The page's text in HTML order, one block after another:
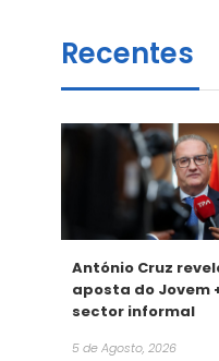
Recentes
António Cruz
aposta do Jovem
sector informal
5 de Agosto, 2026